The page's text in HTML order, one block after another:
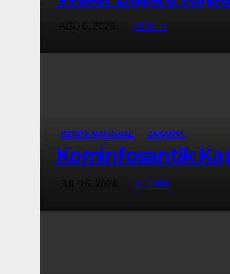
AGU 6, 2026 ADMIN
BERITA NASIONAL JAKARTA
Kominfosantik
JUL 15, 2026 ADMIN